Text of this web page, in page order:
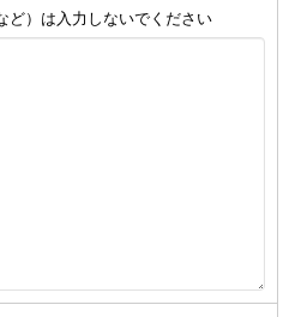
）は入力しないでください